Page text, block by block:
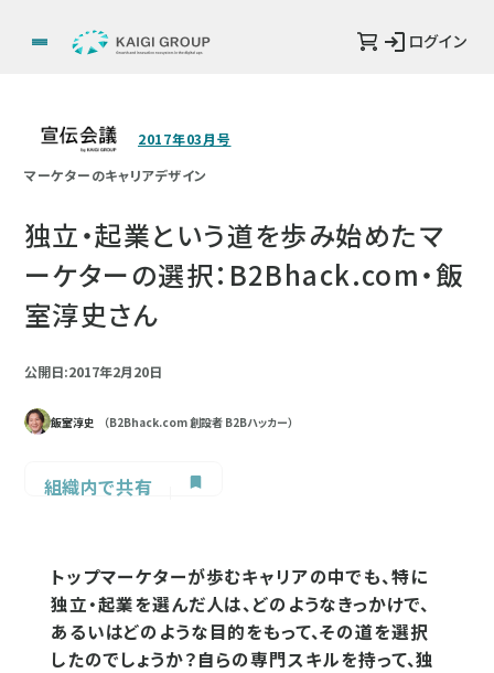
ログイン
2017年03月号
マーケターのキャリアデザイン
独立・起業という道を歩み始めたマ
ーケターの選択：B2Bhack.com・飯
室淳史さん
公開日:2017年2月20日
飯室淳史 （B2Bhack.com 創設者 B2Bハッカー）
組織内で共有
トップマーケターが歩むキャリアの中でも、特に
独立・起業を選んだ人は、どのようなきっかけで、
あるいはどのような目的をもって、その道を選択
したのでしょうか？自らの専門スキルを持って、独